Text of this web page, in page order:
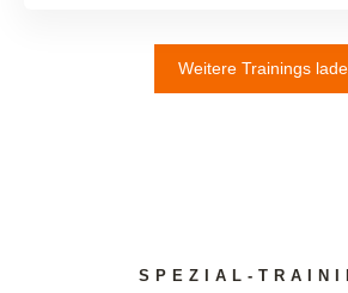
Weitere Trainings
SPEZIAL-